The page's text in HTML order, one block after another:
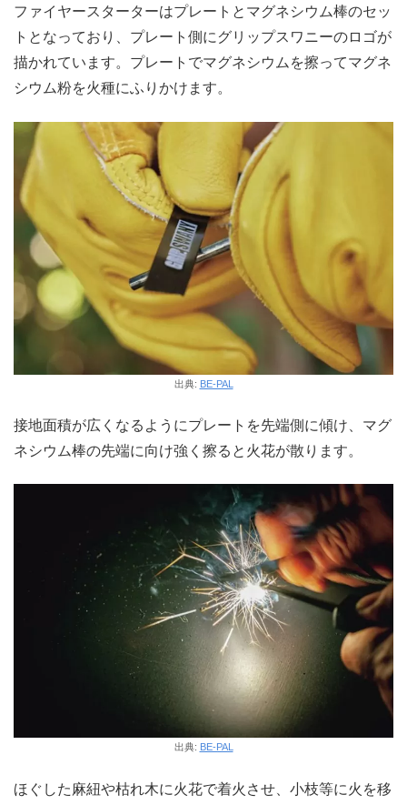
ファイヤースターターはプレートとマグネシウム棒のセッ
トとなっており、プレート側にグリップスワニーのロゴが
描かれています。プレートでマグネシウムを擦ってマグネ
シウム粉を火種にふりかけます。
出典: BE-PAL
接地面積が広くなるようにプレートを先端側に傾け、マグ
ネシウム棒の先端に向け強く擦ると火花が散ります。
出典: BE-PAL
ほぐした麻紐や枯れ木に火花で着火させ、小枝等に火を移